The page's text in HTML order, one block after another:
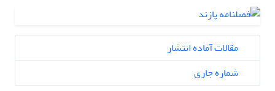
مقالات آماده انتشار
شماره جاری